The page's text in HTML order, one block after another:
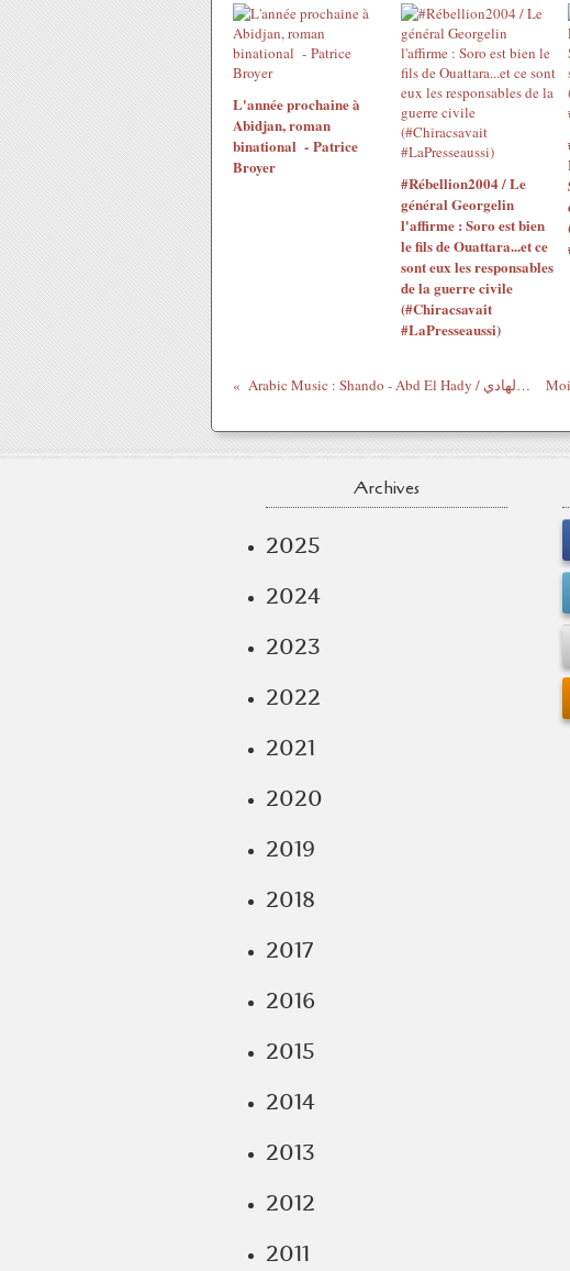
L'année prochaine à
Abidjan, roman
binational - Patrice
Broyer
#Rébellion2004 / Le
général Georgelin
l'affirme : Soro est bien
le fils de Ouattara...et ce
sont eux les responsables
de la guerre civile
(#Chiracsavait
#LaPresseaussi)
Arabic Music : Shando - Abd El Hady / شاندو - عبد الهادي
Archives
2025
2024
2023
2022
2021
2020
2019
2018
2017
2016
2015
2014
2013
2012
2011